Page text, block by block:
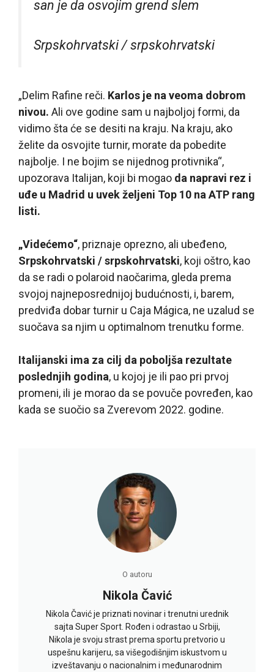
san je da osvojim grend slem
Srpskohrvatski / srpskohrvatski
„Delim Rafine reči. Karlos je na veoma dobrom
nivou. Ali ove godine sam u najboljoj formi, da
vidimo šta će se desiti na kraju. Na kraju, ako
želite da osvojite turnir, morate da pobedite
najbolje. I ne bojim se nijednog protivnika“,
upozorava Italijan, koji bi mogao da napravi rez i
uđe u Madrid u uvek željeni Top 10 na ATP rang
listi.
„Videćemo“, priznaje oprezno, ali ubeđeno,
Srpskohrvatski / srpskohrvatski, koji oštro, kao
da se radi o polaroid naočarima, gleda prema
svojoj najneposrednijoj budućnosti, i, barem,
predviđa dobar turnir u Caja Mágica, ne uzalud se
suočava sa njim u optimalnom trenutku forme.
Italijanski ima za cilj da poboljša rezultate
poslednjih godina, u kojoj je ili pao pri prvoj
promeni, ili je morao da se povuče povređen, kao
kada se suočio sa Zverevom 2022. godine.
O autoru
Nikola Čavić
Nikola Čavić je priznati novinar i trenutni urednik
sajta Super Sport. Rođen i odrastao u Srbiji,
Nikola je svoju strast prema sportu pretvorio u
uspešnu karijeru, sa višegodišnjim iskustvom u
izveštavanju o nacionalnim i međunarodnim